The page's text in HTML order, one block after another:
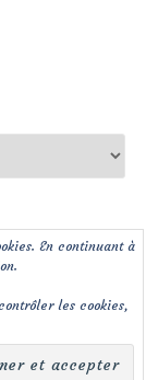
En continuant à
les cookies,